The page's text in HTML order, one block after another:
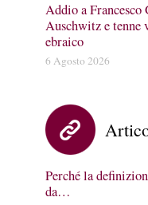
Addio a Francesco
Auschwitz e tenne
ebraico
6 Agosto 2026
Perché la
da…